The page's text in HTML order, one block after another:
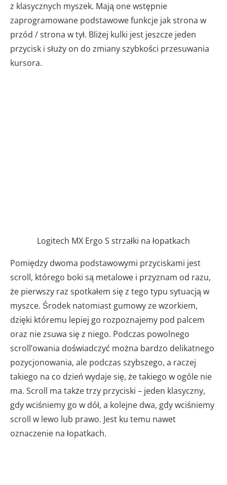
z klasycznych myszek. Mają one wstępnie
zaprogramowane podstawowe funkcje jak strona w
przód / strona w tył. Bliżej kulki jest jeszcze jeden
przycisk i służy on do zmiany szybkości przesuwania
kursora.
Logitech MX Ergo S strzałki na łopatkach
Pomiędzy dwoma podstawowymi przyciskami jest
scroll, którego boki są metalowe i przyznam od razu,
że pierwszy raz spotkałem się z tego typu sytuacją w
myszce. Środek natomiast gumowy ze wzorkiem,
dzięki któremu lepiej go rozpoznajemy pod palcem
oraz nie zsuwa się z niego. Podczas powolnego
scroll’owania doświadczyć można bardzo delikatnego
pozycjonowania, ale podczas szybszego, a raczej
takiego na co dzień wydaje się, że takiego w ogóle nie
ma. Scroll ma także trzy przyciski – jeden klasyczny,
gdy wciśniemy go w dół, a kolejne dwa, gdy wciśniemy
scroll w lewo lub prawo. Jest ku temu nawet
oznaczenie na łopatkach.